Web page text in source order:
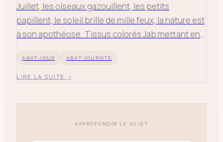
Juillet, les oiseaux gazouillent, les petits
papillent, le soleil brille de mille feux, la nature est
à son apothéose. Tissus colorés Jab mettant en
coton rectangulaire "En fil d'Indienne" Abat-jour
pyramide en doupion de soie sauvage ivoire avec
ABAT-JOUR ABAT-JOURISTE
LIRE LA SUITE
APPROFONDIR LE SUJET